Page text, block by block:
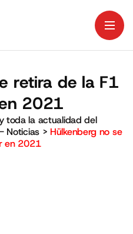
retira de la F1
2021
toda la actualidad del
Noticias> Hülkenberg no se
en 2021